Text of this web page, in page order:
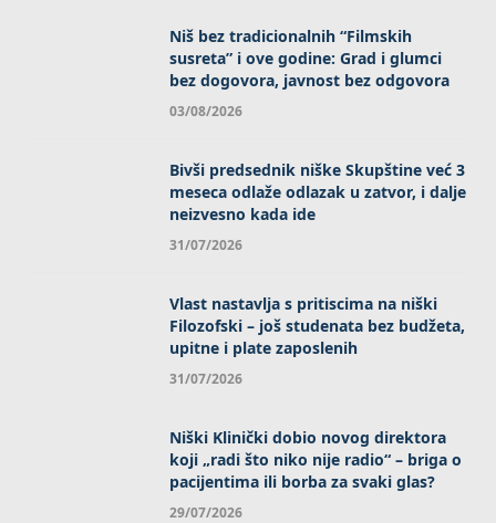
Niš bez tradicionalnih “Filmskih
susreta” i ove godine: Grad i glumci
bez dogovora, javnost bez odgovora
03/08/2026
Bivši predsednik niške Skupštine već 3
meseca odlaže odlazak u zatvor, i dalje
neizvesno kada ide
31/07/2026
Vlast nastavlja s pritiscima na niški
Filozofski – još studenata bez budžeta,
upitne i plate zaposlenih
31/07/2026
Niški Klinički dobio novog direktora
koji „radi što niko nije radio“ – briga o
pacijentima ili borba za svaki glas?
29/07/2026